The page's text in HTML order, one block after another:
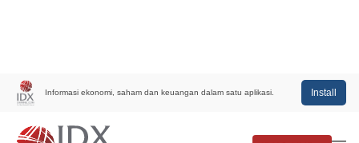
Informasi ekonomi, saham dan keuangan dalam satu aplikasi. Install